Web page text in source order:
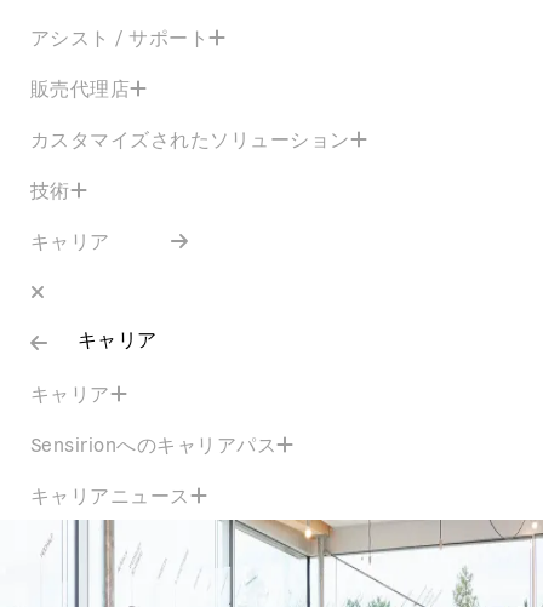
アシスト / サポート
販売代理店
カスタマイズされたソリューション
技術
キャリア
キャリア
キャリア
Sensirionへのキャリアパス
キャリアニュース